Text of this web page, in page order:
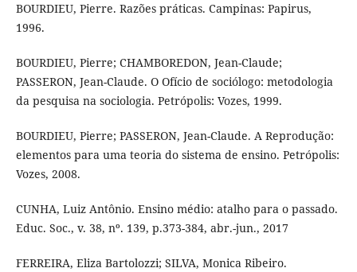
BOURDIEU, Pierre. Razões práticas. Campinas: Papirus,
1996.
BOURDIEU, Pierre; CHAMBOREDON, Jean-Claude;
PASSERON, Jean-Claude. O Ofício de sociólogo: metodologia
da pesquisa na sociologia. Petrópolis: Vozes, 1999.
BOURDIEU, Pierre; PASSERON, Jean-Claude. A Reprodução:
elementos para uma teoria do sistema de ensino. Petrópolis:
Vozes, 2008.
CUNHA, Luiz Antônio. Ensino médio: atalho para o passado.
Educ. Soc., v. 38, nº. 139, p.373-384, abr.-jun., 2017
FERREIRA, Eliza Bartolozzi; SILVA, Monica Ribeiro.